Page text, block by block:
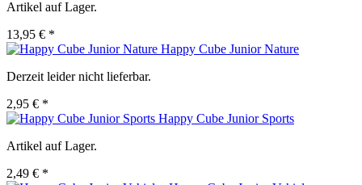
Artikel auf Lager.
13,95 € *
Happy Cube Junior Nature
Derzeit leider nicht lieferbar.
2,95 € *
Happy Cube Junior Sports
Artikel auf Lager.
2,49 € *